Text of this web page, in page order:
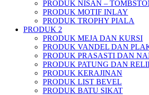
PRODUK NISAN –
PRODUK MOTIF INLAY
PRODUK TROPHY PIALA
PRODUK 2
PRODUK MEJA DAN KURSI
PRODUK VANDEL DAN
PRODUK PRASASTI DAN
PRODUK PATUNG DAN
PRODUK KERAJINAN
PRODUK LIST BEVEL
PRODUK BATU SIKAT